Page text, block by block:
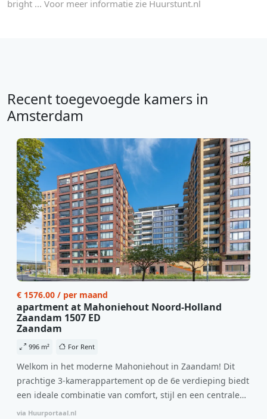
bright ... Voor meer informatie zie Huurstunt.nl
Recent toegevoegde kamers in
Amsterdam
€ 1576.00 / per maand
apartment at Mahoniehout Noord-Holland
Zaandam 1507 ED
Zaandam
996 m² For Rent
Welkom in het moderne Mahoniehout in Zaandam! Dit
prachtige 3-kamerappartement op de 6e verdieping biedt
een ideale combinatie van comfort, stijl en een centrale
locatie. Met een huurprijs van €1.576 per maand
via Huurportaal.nl